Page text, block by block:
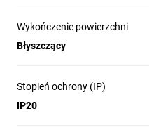
Wykończenie powierzchni
Błyszczący
Stopień ochrony (IP)
IP20